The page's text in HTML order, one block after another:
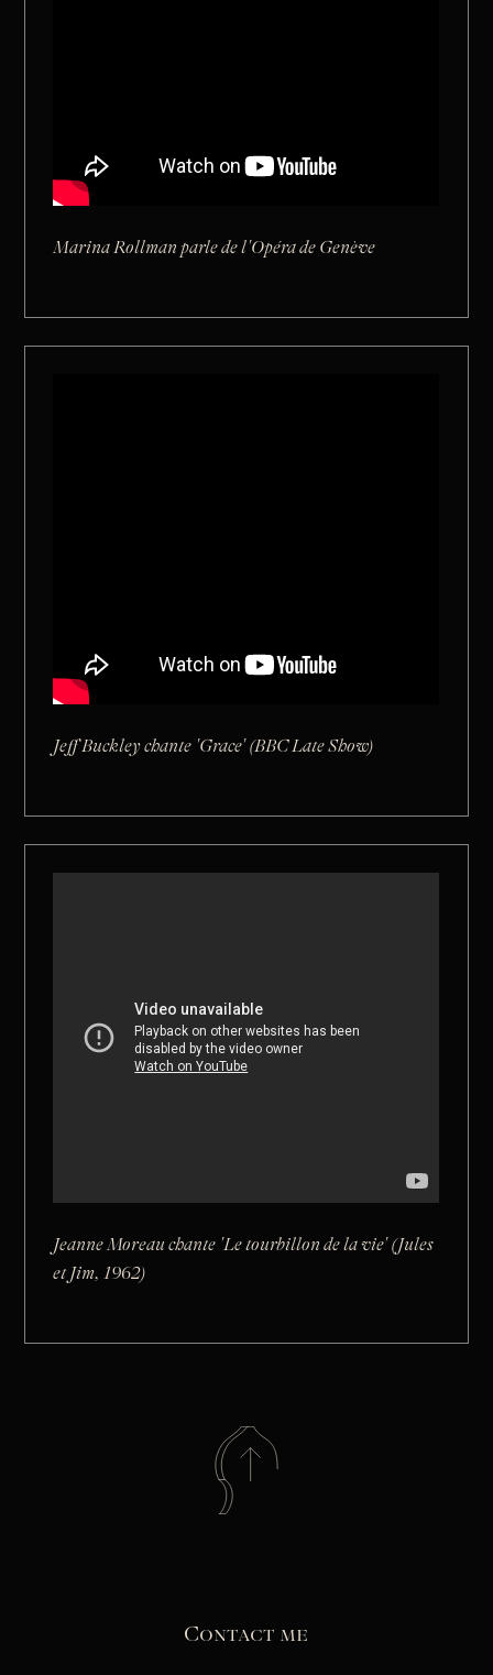
Marina Rollman parle de l'Opéra de Genève
Jeff Buckley chante 'Grace' (BBC Late Show)
Jeanne Moreau chante 'Le tourbillon de la vie' (Jules
et Jim, 1962)
Contact me